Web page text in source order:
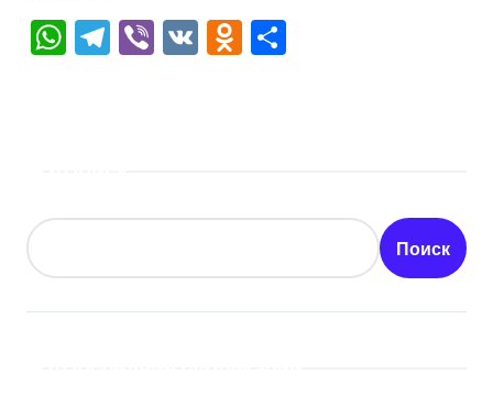
WhatsApp
Telegram
Viber
VK Odnoklassniki
Поиск